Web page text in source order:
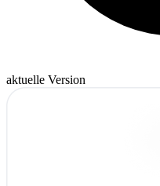
aktuelle Version